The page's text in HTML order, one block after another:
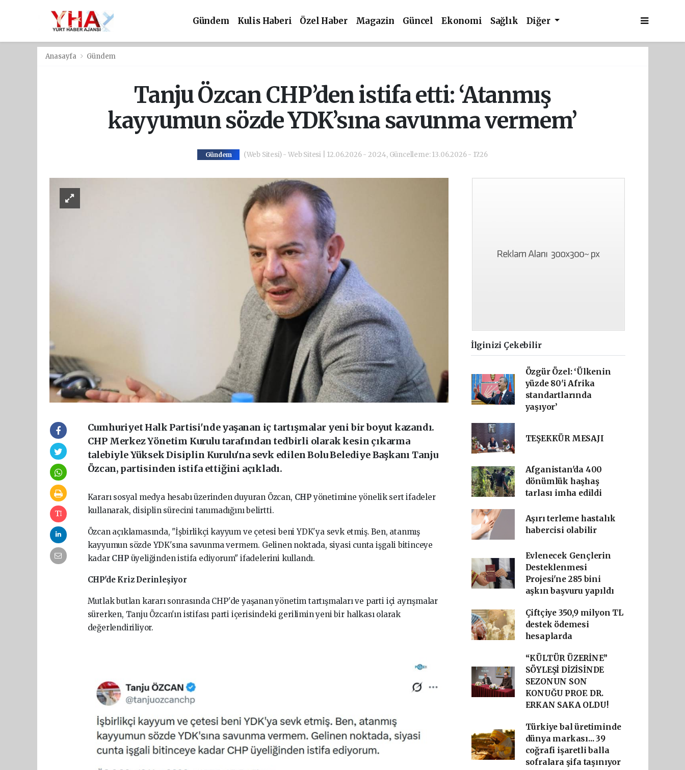
Gündem Kulis Haberi Özel Haber Magazin Güncel Ekonomi Sağlık Diğer
Anasayfa Gündem
Tanju Özcan CHP’den istifa etti: ‘Atanmış
kayyumun sözde YDK’sına savunma vermem’
Gündem (Web Sitesi) - Web Sitesi | 12.06.2026 - 20:24, Güncelleme: 13.06.2026 - 17:26
Cumhuriyet Halk Partisi'nde yaşanan iç tartışmalar yeni bir boyut kazandı.
CHP Merkez Yönetim Kurulu tarafından tedbirli olarak kesin çıkarma
talebiyle Yüksek Disiplin Kurulu'na sevk edilen Bolu Belediye Başkanı Tanju
Özcan, partisinden istifa ettiğini açıkladı.
Kararı sosyal medya hesabı üzerinden duyuran Özcan, CHPyönetimine yönelik sert ifadeler
kullanarak, disiplin sürecini tanımadığını belirtti.
Özcan açıklamasında, "İşbirlikçi kayyum ve çetesi beni YDK'ya sevk etmiş. Ben, atanmış
kayyumun sözde YDK'sına savunma vermem. Gelinen noktada, siyasi cunta işgali bitinceye
kadar CHP üyeliğinden istifa ediyorum" ifadelerini kullandı.
CHP'de Kriz Derinleşiyor
Mutlak butlan kararı sonrasında CHP'de yaşanan yönetim tartışmaları ve parti içi ayrışmalar
sürerken, Tanju Özcan'ın istifası parti içerisindeki gerilimin yeni bir halkası olarak
değerlendiriliyor.
İlginizi Çekebilir
Özgür Özel: ‘Ülkenin
yüzde 80'i Afrika
standartlarında
yaşıyor’
TEŞEKKÜR MESAJI
Afganistan'da 400
dönümlük haşhaş
tarlası imha edildi
Aşırı terleme hastalık
habercisi olabilir
Evlenecek Gençlerin
Desteklenmesi
Projesi'ne 285 bini
aşkın başvuru yapıldı
Çiftçiye 350,9 milyon TL
destek ödemesi
hesaplarda
“KÜLTÜR ÜZERİNE”
SÖYLEŞİ DİZİSİNDE
SEZONUN SON
KONUĞU PROF. DR.
ERKAN SAKA OLDU!
Türkiye bal üretiminde
dünya markası... 39
coğrafi işaretli balla
sofralara şifa taşınıyor